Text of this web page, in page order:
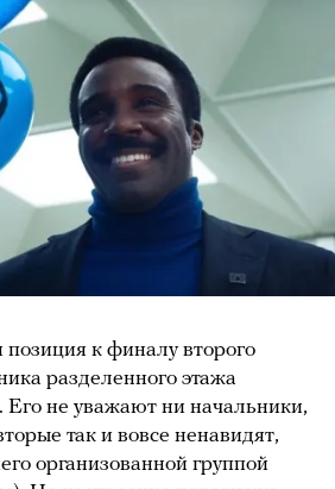
к финалу второго
разделенного этажа
не уважают ни начальники,
так и вовсе ненавидят,
организованной группой